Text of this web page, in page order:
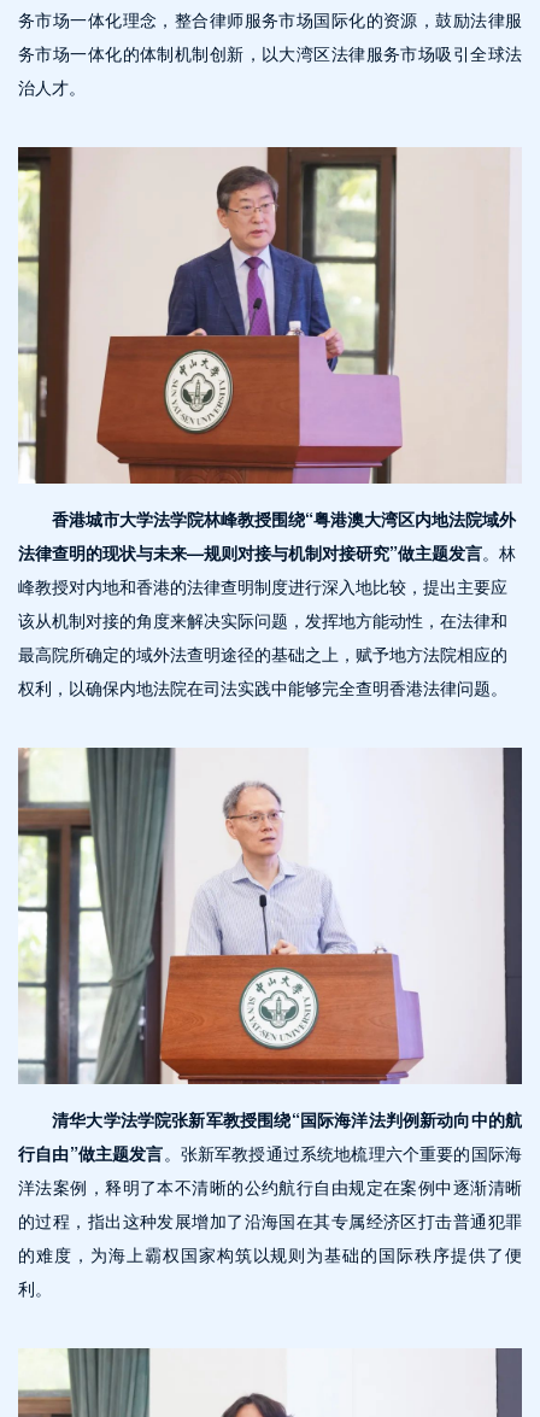
务市场一体化理念，整合律师服务市场国际化的资源，鼓励法律服
务市场一体化的体制机制创新，以大湾区法律服务市场吸引全球法
治人才。
香港城市大学法学院林峰教授围绕“粤港澳大湾区内地法院域外
法律查明的现状与未来—规则对接与机制对接研究”做主题发言。林
峰教授对内地和香港的法律查明制度进行深入地比较，提出主要应
该从机制对接的角度来解决实际问题，发挥地方能动性，在法律和
最高院所确定的域外法查明途径的基础之上，赋予地方法院相应的
权利，以确保内地法院在司法实践中能够完全查明香港法律问题。
清华大学法学院张新军教授围绕“国际海洋法判例新动向中的航
行自由”做主题发言。张新军教授通过系统地梳理六个重要的国际海
洋法案例，释明了本不清晰的公约航行自由规定在案例中逐渐清晰
的过程，指出这种发展增加了沿海国在其专属经济区打击普通犯罪
的难度，为海上霸权国家构筑以规则为基础的国际秩序提供了便
利。